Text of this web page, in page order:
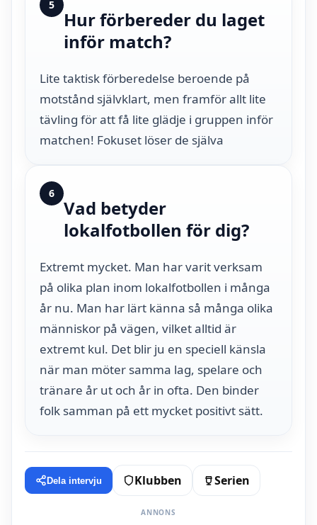
5
Hur förbereder du laget
inför match?
Lite taktisk förberedelse beroende på
motstånd självklart, men framför allt lite
tävling för att få lite glädje i gruppen inför
matchen! Fokuset löser de själva
6
Vad betyder
lokalfotbollen för dig?
Extremt mycket. Man har varit verksam
på olika plan inom lokalfotbollen i många
år nu. Man har lärt känna så många olika
människor på vägen, vilket alltid är
extremt kul. Det blir ju en speciell känsla
när man möter samma lag, spelare och
tränare år ut och år in ofta. Den binder
folk samman på ett mycket positivt sätt.
Dela intervju Klubben Serien
ANNONS